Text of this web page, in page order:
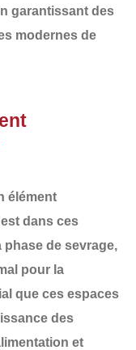
garantissant des
modernes de
élément
dans ces
de sevrage,
pour la
que ces espaces
des
et